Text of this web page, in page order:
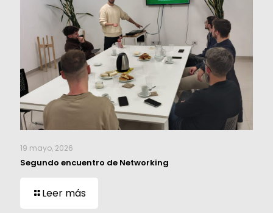
19 mayo, 2026
Segundo encuentro de Networking
Leer más